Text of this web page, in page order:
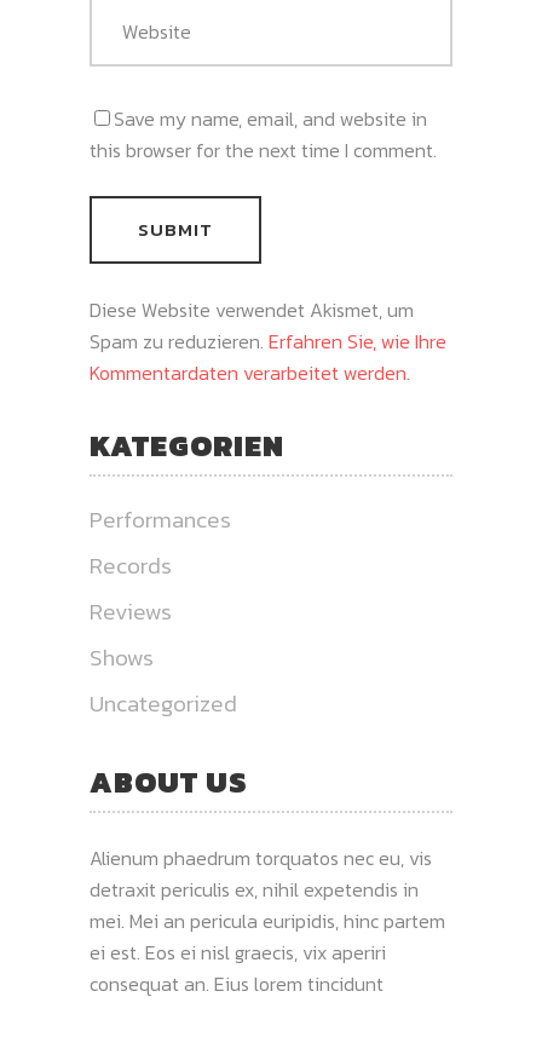
Save my name, email, and website in
this browser for the next time I comment.
Diese Website verwendet Akismet, um
Spam zu reduzieren. Erfahren Sie, wie Ihre
Kommentardaten verarbeitet werden.
KATEGORIEN
Performances
Records
Reviews
Shows
Uncategorized
ABOUT US
Alienum phaedrum torquatos nec eu, vis
detraxit periculis ex, nihil expetendis in
mei. Mei an pericula euripidis, hinc partem
ei est. Eos ei nisl graecis, vix aperiri
consequat an. Eius lorem tincidunt